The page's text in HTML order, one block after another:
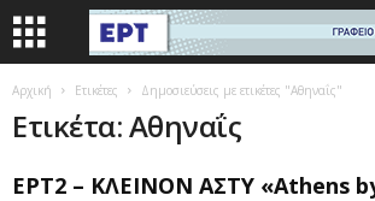
Αρχική Ετικέτες Δημοσιεύσεις με ετικέτες "Αθηναΐς"
Ετικέτα: Αθηναΐς
ΕΡΤ2 – ΚΛΕΙΝΟΝ ΑΣΤΥ «Athens